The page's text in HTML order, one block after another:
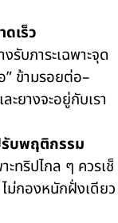
เร็ว
รับภาระเฉพาะจุด
ข้ามรอยต่อ–
ะยางจะอยู่กับเรา
บพฤติกรรม
ะทริปไกล ๆ ควรเช็
ม่กองหนักฝั่งเดียว